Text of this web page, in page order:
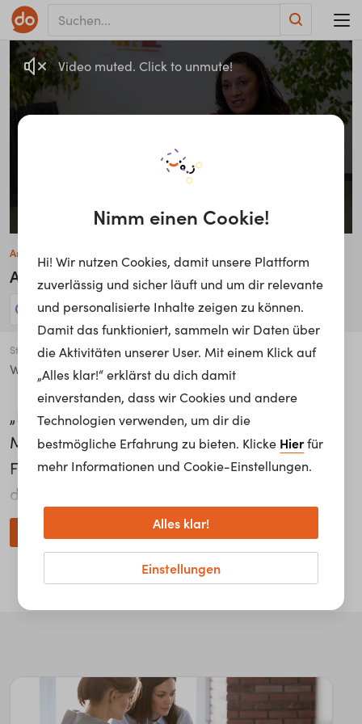
Video muted. Click to unmute!
Aracy de Freitas
Anerkennungs- u. Bildungsberaterin
349 Jobs anzeigen!
Stadt
Wien
„Das Gefühl zu haben, dass man anderen
Menschen helfen kann. Oft sieht man diese
Freude im Gesicht der Menschen was einem
den Mut gibt weiterzumachen.“ Das ist für
Aracy de Freitas das Coolste an ihrem Job als
Anerkennungs- u. Bildungsberaterin im
Beratungszentrum für Migranten und
Migrantinnen. „Manchmal erlebt man aber
Als Beraterin fühle ich mich dann so, als ob
mir die Hände gebunden sind, weil ich ihnen
Nimm einen Cookie!
Hi! Wir nutzen Cookies, damit unsere Plattform
zuverlässig und sicher läuft und um dir relevante
und personalisierte Inhalte zeigen zu können.
Damit das funktioniert, sammeln wir Daten über
die Aktivitäten unserer User. Mit einem Klick auf
„Alles klar!“ erklärst du dich damit
einverstanden, dass wir Cookies und andere
Technologien verwenden, um dir die
bestmögliche Erfahrung zu bieten. Klicke Hierfür
mehr Informationen und Cookie-Einstellungen.
Einstellungen
Alles klar!